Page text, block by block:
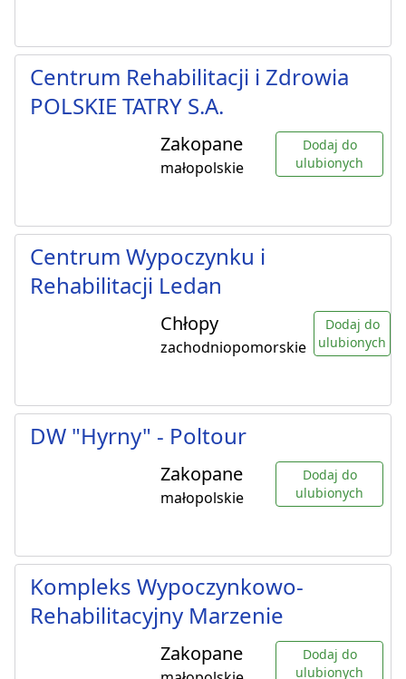
Centrum Rehabilitacji i Zdrowia
POLSKIE TATRY S.A.
Zakopane
małopolskie
Dodaj do
ulubionych
Centrum Wypoczynku i
Rehabilitacji Ledan
Chłopy
zachodniopomorskie
Dodaj do
ulubionych
DW "Hyrny" - Poltour
Zakopane
małopolskie
Dodaj do
ulubionych
Kompleks Wypoczynkowo-
Rehabilitacyjny Marzenie
Zakopane
Dodaj do
ulubionych